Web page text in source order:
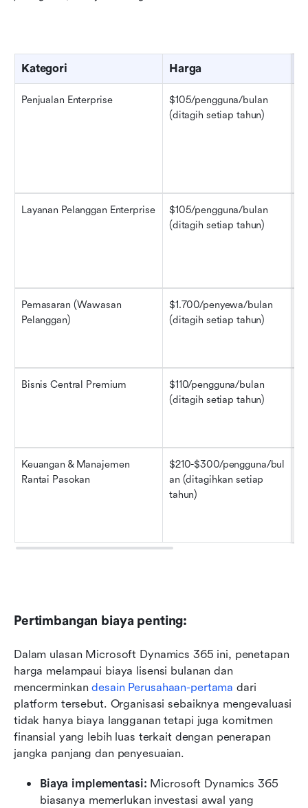
Kategori Harga
Penjualan Enterprise
$105/pengguna/bulan
(ditagih setiap tahun)
Layanan Pelanggan Enterprise
$105/pengguna/bulan
(ditagih setiap tahun)
Pemasaran (Wawasan
Pelanggan)
$1.700/penyewa/bulan
(ditagih setiap tahun)
Bisnis Central Premium
$110/pengguna/bulan
(ditagih setiap tahun)
Keuangan & Manajemen
Rantai Pasokan
$210-$300/pengguna/bul
an (ditagihkan setiap
tahun)
Pertimbangan biaya penting:
Dalam ulasan Microsoft Dynamics 365 ini, penetapan
harga melampaui biaya lisensi bulanan dan
mencerminkan desain Perusahaan-pertama dari
platform tersebut. Organisasi sebaiknya mengevaluasi
tidak hanya biaya langganan tetapi juga komitmen
finansial yang lebih luas terkait dengan penerapan
jangka panjang dan penyesuaian.
Biaya implementasi: Microsoft Dynamics 365
biasanya memerlukan investasi awal yang